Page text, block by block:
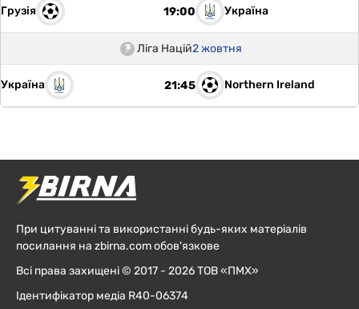
Грузія 19:00 Україна
Ліга Націй2 жовтня
Україна 21:45 Northern Ireland
При цитуванні та використанні будь-яких матеріалів
посилання на zbirna.com обов'язкове
Всі права захищені © 2017 - 2026 ТОВ «ПМХ»
Ідентифікатор медіа R40-06374